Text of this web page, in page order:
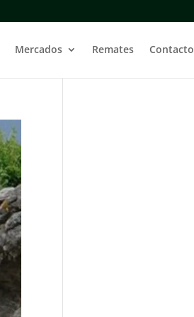
Mercados Remates Contacto